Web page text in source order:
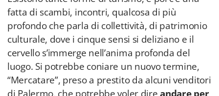
fatta di scambi, incontri, qualcosa di più
profondo che parla di collettività, di patrimonio
culturale, dove i cinque sensi si deliziano e il
cervello s’immerge nell’anima profonda del
luogo. Si potrebbe coniare un nuovo termine,
“Mercatare”, preso a prestito da alcuni venditori